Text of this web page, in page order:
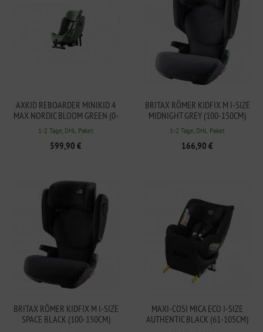
AXKID REBOARDER MINIKID 4
MAX NORDIC BLOOM GREEN (0-
7JAHRE/ 61-125CM) GEGURTET
1-2 Tage, DHL Paket
599,90 €
BRITAX RÖMER KIDFIX M I-SIZE
MIDNIGHT GREY (100-150CM)
1-2 Tage, DHL Paket
166,90 €
BRITAX RÖMER KIDFIX M I-SIZE
SPACE BLACK (100-150CM)
MAXI-COSI MICA ECO I-SIZE
AUTHENTIC BLACK (61-105CM)